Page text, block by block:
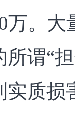
万。
谓“
实质损